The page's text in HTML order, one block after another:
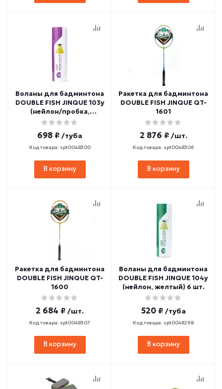
Воланы для бадминтона
DOUBLE FISH JINQUE 103y
(нейлон/пробка,
желтый) 6 шт.
698 ₽ /туба
Код товара: spt0048300
В корзину
Ракетка для бадминтона
DOUBLE FISH JINQUE QT-
1601
2 876 ₽ /шт.
Код товара: spt0048306
В корзину
Ракетка для бадминтона
DOUBLE FISH JINQUE QT-
1600
2 684 ₽ /шт.
Код товара: spt0048307
В корзину
Воланы для бадминтона
DOUBLE FISH JINQUE 104y
(нейлон, желтый) 6 шт.
520 ₽ /туба
Код товара: spt0048298
В корзину